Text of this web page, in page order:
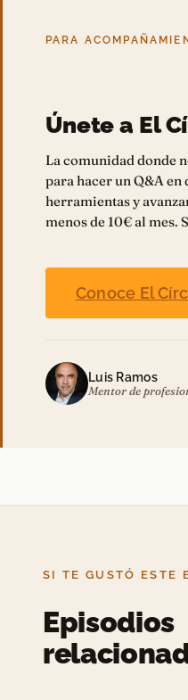
PARA
Únete a El
La comunidad donde
para hacer un Q&A
herramientas y
menos de 10€ al mes.
Conoce El
Luis Ramos
Mentor de
SI TE GUSTÓ ESTE
Episodios